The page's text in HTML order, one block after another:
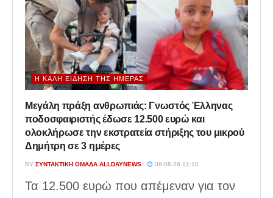
Η ΚΑΛΉ ΕΊΔΗΣΗ ΤΗΣ ΗΜΈΡΑΣ
Μεγάλη πράξη ανθρωπιάς: Γνωστός Έλληνας
ποδοσφαιριστής έδωσε 12.500 ευρώ και
ολοκλήρωσε την εκστρατεία στήριξης του μικρού
Δημήτρη σε 3 ημέρες
BY ΣΥΝΤΑΚΤΙΚΉ ΟΜΆΔΑ ALLDAYNEWS 08-08-26 11:10
Τα 12.500 ευρώ που απέμεναν για τον